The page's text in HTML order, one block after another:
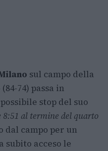
sul campo della
(84-74) passa in
stop del suo
8:51 al termine del quarto
dal campo per un
subito acceso le